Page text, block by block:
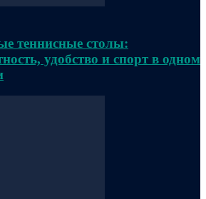
теннисные столы:
удобство и спорт в одном